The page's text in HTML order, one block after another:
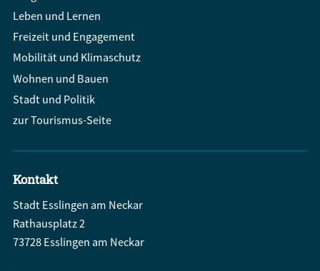
Leben und Lernen
Freizeit und Engagement
Mobilität und Klimaschutz
Wohnen und Bauen
Stadt und Politik
zur Tourismus-Seite
Kontakt
Stadt Esslingen am Neckar
Rathausplatz 2
73728 Esslingen am Neckar